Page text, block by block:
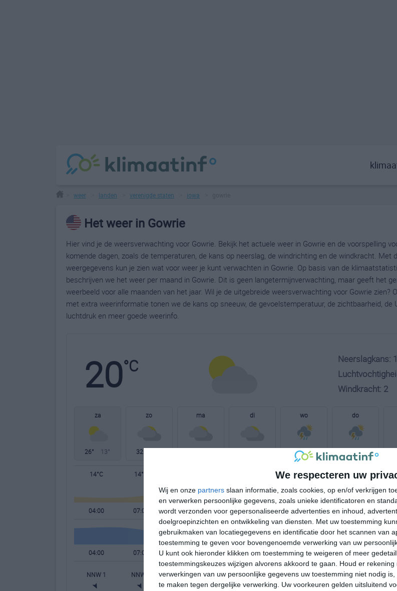
We respecteren uw
Wij en onze partners slaan informatie, zoals cookies, op en/of verkrijgen
en verwerken persoonlijke gegevens, zoals unieke identificatoren en
wordt verzonden voor gepersonaliseerde advertenties en inhoud,
doelgroepinzichten en ontwikkeling van diensten.
Met uw toestemming
gebruikmaken van locatiegegevens en identificatie door het scannen van
toestemming te geven voor bovengenoemde verwerking van uw
U kunt ook hieronder klikken om toestemming te weigeren of meer
toestemmingskeuzes wijzigen alvorens akkoord te gaan.
Houd er
verwerkingen van uw persoonlijke gegevens uw toestemming niet nodig
te maken tegen dergelijke verwerking. Uw voorkeuren gelden uitsluitend
weer landen verenigde staten iowa
Het weer in Gowrie
Hier vind je de weersverwachting voor Gowrie. Bekijk het actuele weer in Gowrie en de voorspelling
komende dagen, zoals de temperaturen, de kans op neerslag, de windrichting en de windkracht. Met
weergegevens kun je zien wat voor weer je kunt verwachten in Gowrie. Op basis van de
beschrijven we het weer per maand in Gowrie. Dit is geen langetermijnverwachting, maar geeft het
weerbeeld voor alle maanden van het jaar. Wil je de uitgebreide weersverwachting voor Gowrie zien?
met extra weerinformatie tonen we de kans op sneeuw, de gevoelstemperatuur, de zichtbaarheid, de
luchtdruk en meer goede weerinfo.
20°C
Neerslagkans:
Windkracht: 2
za
26° 13°
zo
32°
ma di wo
28° 19°
do
16°
14°C 14°C 25°C 24°C 21°C
04:00 07:00 10:00 13:00 16:00 19:00 22:00
04:00 07:00 10:00 13:00 16:00 19:00 22:00
NNW 1 NNW 0 O 1 ZZO 2 ZO 2 ZO 2 ZO 2